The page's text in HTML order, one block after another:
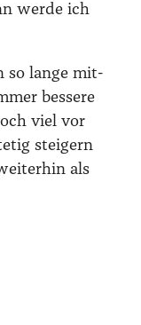
wer­de ich
so lan­ge mit­
bes­se­re
viel vor
stei­gern
als